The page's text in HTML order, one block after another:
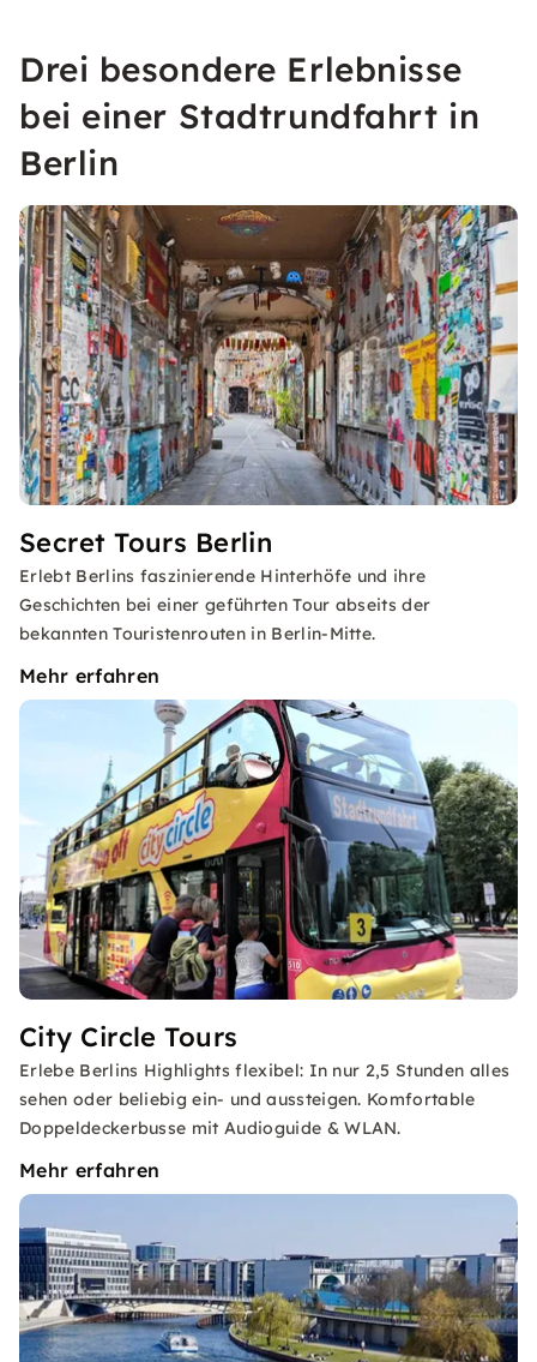
Drei besondere Erlebnisse
bei einer Stadtrundfahrt in
Berlin
Secret Tours Berlin
Erlebt Berlins faszinierende Hinterhöfe und ihre
Geschichten bei einer geführten Tour abseits der
bekannten Touristenrouten in Berlin-Mitte.
Mehr erfahren
City Circle Tours
Erlebe Berlins Highlights flexibel: In nur 2,5 Stunden alles
sehen oder beliebig ein- und aussteigen. Komfortable
Doppeldeckerbusse mit Audioguide & WLAN.
Mehr erfahren